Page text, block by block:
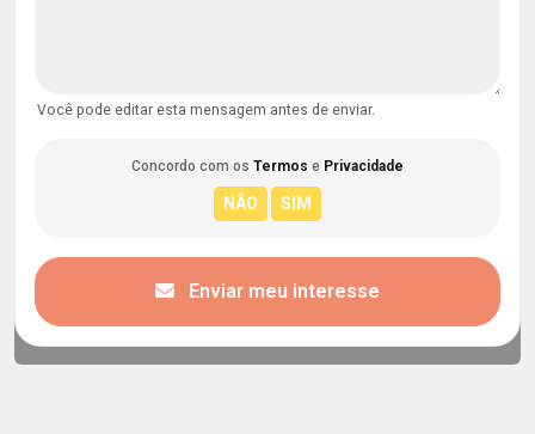
Você pode editar esta mensagem antes de enviar.
Concordo com os Termos e Privacidade
Enviar meu interesse